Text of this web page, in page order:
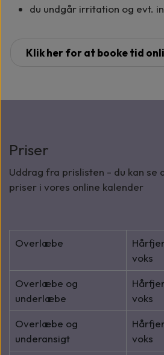
du undgår irritation og evt.
Klik her for at booke tid
Priser
Uddrag fra prislisten - du kan se
priser i vores online kalender
Overlæbe
voks
Overlæbe og
underlæbe
voks
Overlæbe og
underansigt
voks